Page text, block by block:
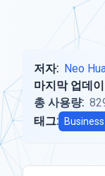
저자: Neo
마지막 업데
총 사용량:
태그:
Business